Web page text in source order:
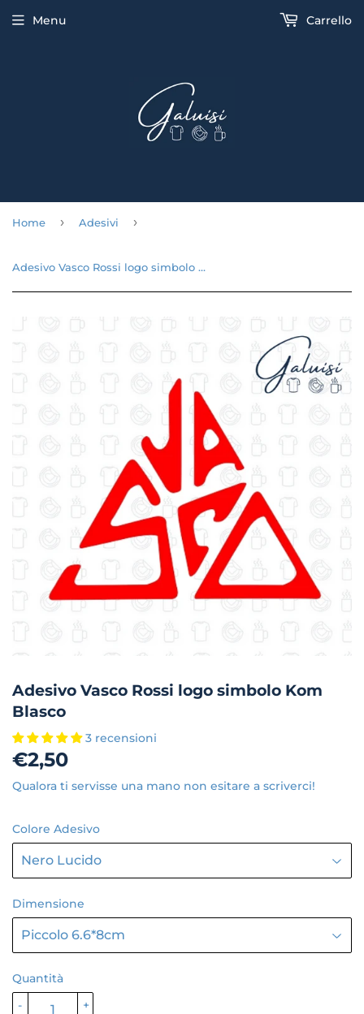
Menu Carrello
Home › Adesivi ›
Adesivo Vasco Rossi logo simbolo Kom Blasco
Adesivo Vasco Rossi logo simbolo Kom
Blasco
3 recensioni
€2,50
Qualora ti servisse una mano non esitare a scriverci!
Colore Adesivo
Dimensione
Quantità
+
-